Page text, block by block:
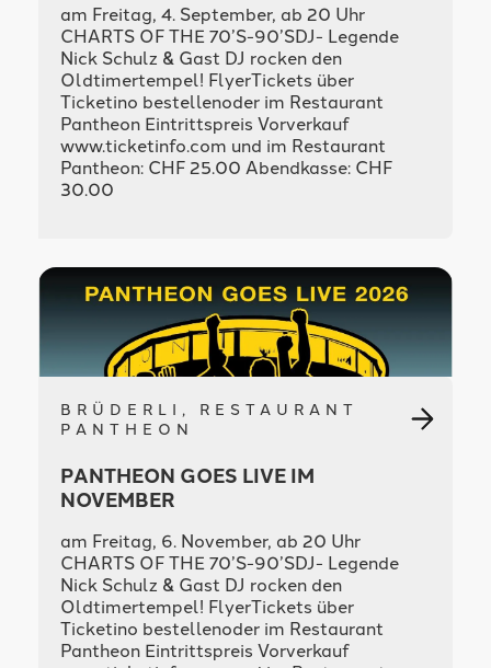
am Freitag, 4. September, ab 20 Uhr
CHARTS OF THE 70’S-90’SDJ- Legende
Nick Schulz & Gast DJ rocken den
Oldtimertempel! FlyerTickets über
Ticketino bestellenoder im Restaurant
Pantheon Eintrittspreis Vorverkauf
www.ticketinfo.com und im Restaurant
Pantheon: CHF 25.00 Abendkasse: CHF
30.00
BRÜDERLI, RESTAURANT
PANTHEON
PANTHEON GOES LIVE IM
NOVEMBER
am Freitag, 6. November, ab 20 Uhr
CHARTS OF THE 70’S-90’SDJ- Legende
Nick Schulz & Gast DJ rocken den
Oldtimertempel! FlyerTickets über
Ticketino bestellenoder im Restaurant
Pantheon Eintrittspreis Vorverkauf